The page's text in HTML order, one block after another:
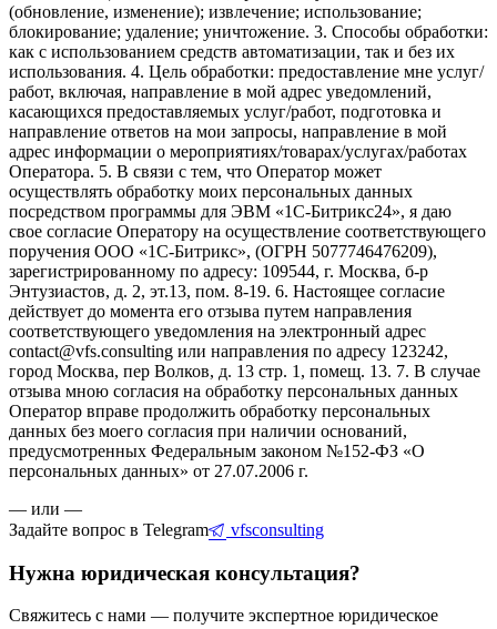
(обновление, изменение); извлечение; использование;
блокирование; удаление; уничтожение. 3. Способы обработки:
как с использованием средств автоматизации, так и без их
использования. 4. Цель обработки: предоставление мне услуг/
работ, включая, направление в мой адрес уведомлений,
касающихся предоставляемых услуг/работ, подготовка и
направление ответов на мои запросы, направление в мой
адрес информации о мероприятиях/товарах/услугах/работах
Оператора. 5. В связи с тем, что Оператор может
осуществлять обработку моих персональных данных
посредством программы для ЭВМ «1С-Битрикс24», я даю
свое согласие Оператору на осуществление соответствующего
поручения ООО «1С-Битрикс», (ОГРН 5077746476209),
зарегистрированному по адресу: 109544, г. Москва, б-р
Энтузиастов, д. 2, эт.13, пом. 8-19. 6. Настоящее согласие
действует до момента его отзыва путем направления
соответствующего уведомления на электронный адрес
contact@vfs.consulting или направления по адресу 123242,
город Москва, пер Волков, д. 13 стр. 1, помещ. 13. 7. В случае
отзыва мною согласия на обработку персональных данных
Оператор вправе продолжить обработку персональных
данных без моего согласия при наличии оснований,
предусмотренных Федеральным законом №152-ФЗ «О
персональных данных» от 27.07.2006 г.
— или —
Задайте вопрос в Telegram
vfsconsulting
Нужна юридическая консультация?
Свяжитесь с нами — получите экспертное юридическое